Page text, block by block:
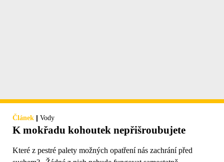
Článek | Vody
K mokřadu kohoutek nepřišroubujete
Které z pestré palety možných opatření nás zachrání před